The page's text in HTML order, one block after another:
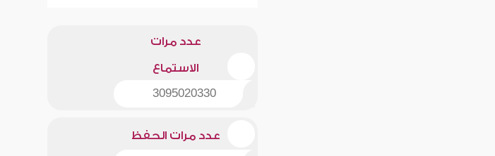
عدد مرات
الاستماع
3095020330
عدد مرات الحفظ